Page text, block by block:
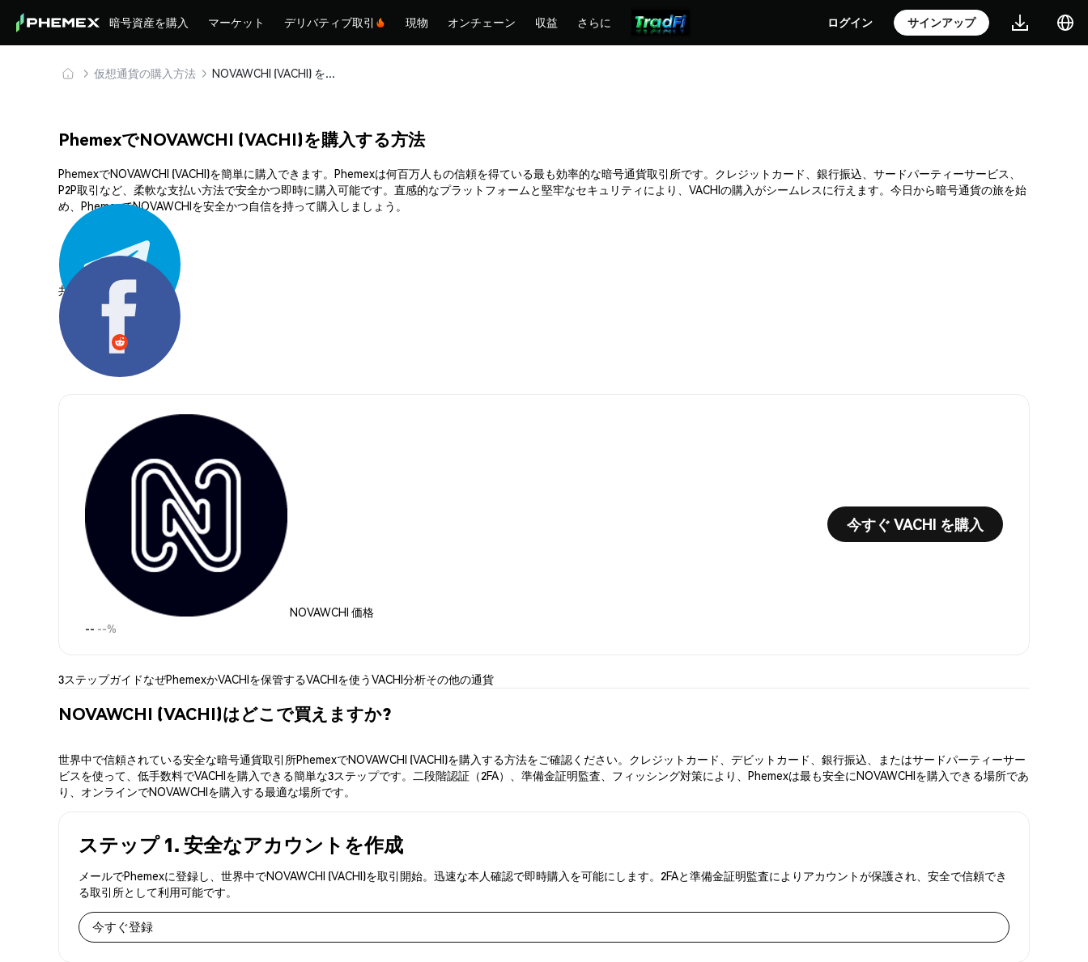
暗号資産を購入 マーケット デリバティブ取引 現物 オンチェーン 収益 さらに ログイン サインアップ
仮想通貨の購入方法 NOVAWCHI (VACHI) を安全に購入・保管
PhemexでNOVAWCHI (VACHI)を購入する方法
PhemexでNOVAWCHI (VACHI)を簡単に購入できます。Phemexは何百万人もの信頼を得ている最も効率的な暗号通貨取引所です。クレジットカード、銀行振込、サードパーティーサービス、
P2P取引など、柔軟な支払い方法で安全かつ即時に購入可能です。直感的なプラットフォームと堅牢なセキュリティにより、VACHIの購入がシームレスに行えます。今日から暗号通貨の旅を始
め、PhemexでNOVAWCHIを安全かつ自信を持って購入しましょう。
共有する:
NOVAWCHI 価格
-- --%
今すぐ VACHI を購入
3ステップガイドなぜPhemexかVACHIを保管するVACHIを使うVACHI分析その他の通貨
NOVAWCHI (VACHI)はどこで買えますか?
世界中で信頼されている安全な暗号通貨取引所PhemexでNOVAWCHI (VACHI)を購入する方法をご確認ください。クレジットカード、デビットカード、銀行振込、またはサードパーティーサー
ビスを使って、低手数料でVACHIを購入できる簡単な3ステップです。二段階認証（2FA）、準備金証明監査、フィッシング対策により、Phemexは最も安全にNOVAWCHIを購入できる場所であ
り、オンラインでNOVAWCHIを購入する最適な場所です。
ステップ 1. 安全なアカウントを作成
メールでPhemexに登録し、世界中でNOVAWCHI (VACHI)を取引開始。迅速な本人確認で即時購入を可能にします。2FAと準備金証明監査によりアカウントが保護され、安全で信頼でき
る取引所として利用可能です。
今すぐ登録